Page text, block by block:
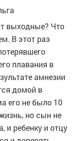
выходные? Что
В этот раз
плавания в
амнезии
домой в
его не было 10
но сын не
и ребенку и отцу